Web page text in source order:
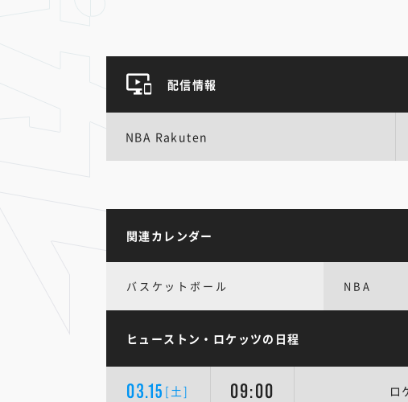
配信情報
NBA Rakuten
関連カレンダー
バスケットボール NBA
ヒューストン・ロケッツの日程
03.15 [土] 09:00 ロ